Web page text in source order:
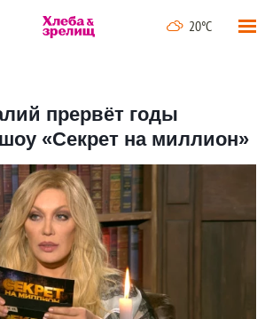
20°C
прервёт годы
«Секрет на миллион»